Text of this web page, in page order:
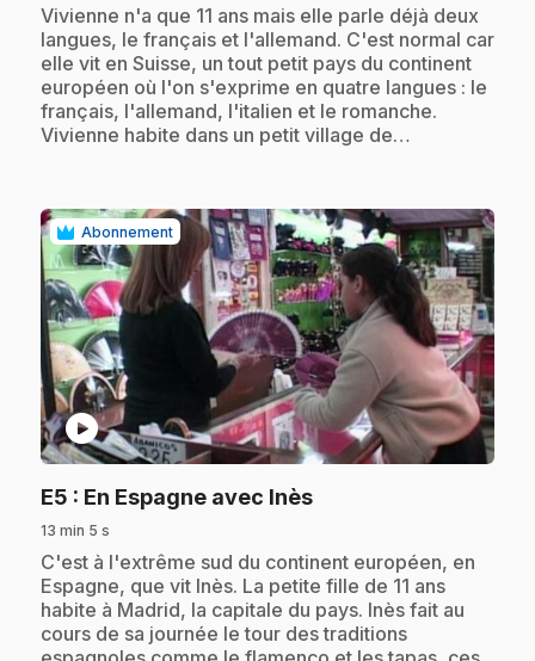
.Vivienne n'a que 11 ans mais elle parle déjà deux
langues, le français et l'allemand. C'est normal car
elle vit en Suisse, un tout petit pays du continent
européen où l'on s'exprime en quatre langues : le
français, l'allemand, l'italien et le romanche.
Vivienne habite dans un petit village de…
Abonnement
play_circle
E5 : En Espagne avec Inès.
13 min 5 s
.C'est à l'extrême sud du continent européen, en
Espagne, que vit Inès. La petite fille de 11 ans
habite à Madrid, la capitale du pays. Inès fait au
cours de sa journée le tour des traditions